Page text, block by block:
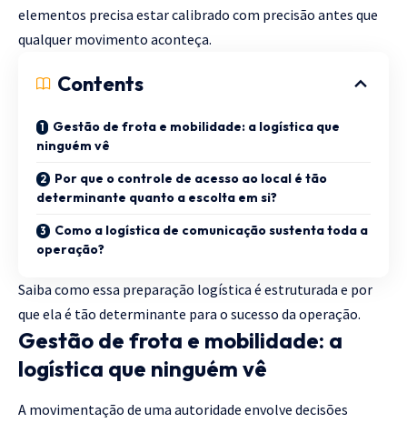
elementos precisa estar calibrado com precisão antes que
qualquer movimento aconteça.
Contents
Gestão de frota e mobilidade: a logística que
ninguém vê
Por que o controle de acesso ao local é tão
determinante quanto a escolta em si?
Como a logística de comunicação sustenta toda a
operação?
Saiba como essa preparação logística é estruturada e por
que ela é tão determinante para o sucesso da operação.
Gestão de frota e mobilidade: a
logística que ninguém vê
A movimentação de uma autoridade envolve decisões